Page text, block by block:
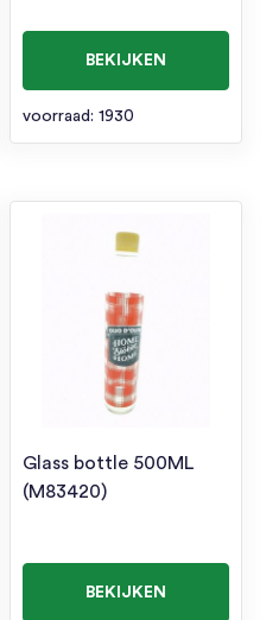
BEKIJKEN
voorraad: 1930
Glass bottle 500ML
(M83420)
BEKIJKEN